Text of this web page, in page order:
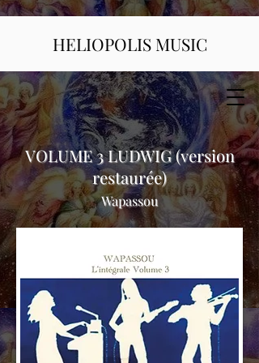
HELIOPOLIS MUSIC
VOLUME 3 LUDWIG (version
restaurée)
Wapassou